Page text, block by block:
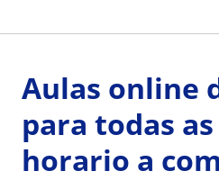
Aulas online
para todas
horario a